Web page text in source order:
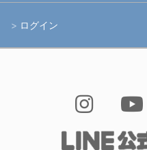
アクションカメラ(GoPro等)
水中用品
ログイン